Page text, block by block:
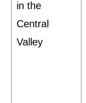
in the
Central
Valley